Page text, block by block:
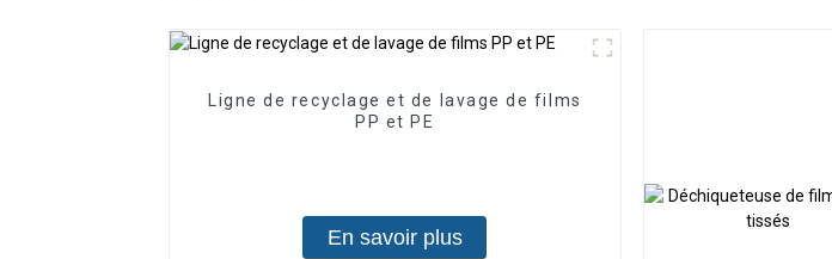
Ligne de recyclage et de lavage de films
PP et PE
En savoir plus